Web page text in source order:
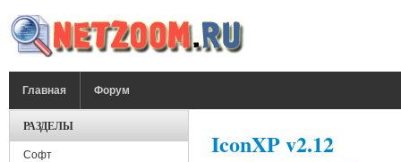
Главная Форум
IconXP v2.12
РАЗДЕЛЫ
Софт